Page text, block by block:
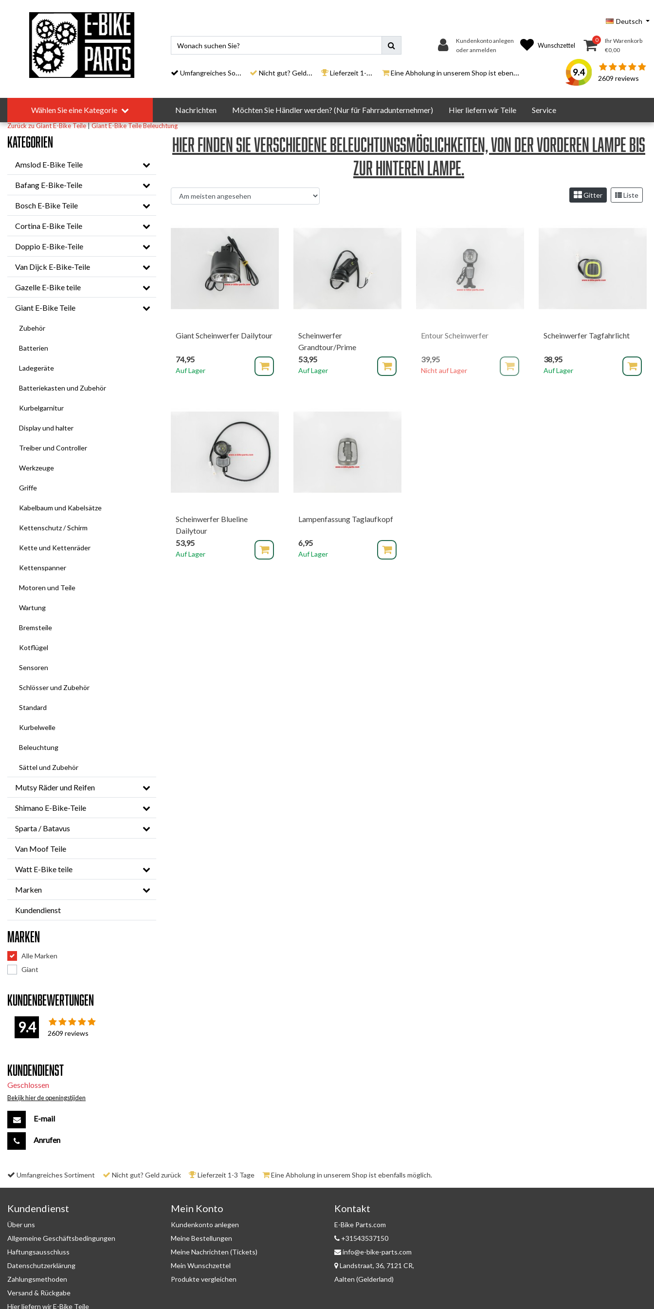
Deutsch
Kundenkonto anlegen
oder anmelden
Wunschzettel
0
Ihr Warenkorb
€0,00
Umfangreiches Sortiment Nicht gut? Geld zurück Lieferzeit 1-3 Tage Eine Abholung in unserem Shop ist ebenfalls möglich. 9.4
2609 reviews
Wählen Sie eine Kategorie Nachrichten Möchten Sie Händler werden? (Nur für Fahrradunternehmer) Hier liefern wir Teile Service
Zurück zu Giant E-Bike Teile|Giant E-Bike TeileBeleuchtung
Kategorien
Amslod E-Bike Teile
Bafang E-Bike-Teile
Bosch E-Bike Teile
Cortina E-Bike Teile
Doppio E-Bike-Teile
Van Dijck E-Bike-Teile
Gazelle E-Bike teile
Giant E-Bike Teile
Zubehör
Batterien
Ladegeräte
Batteriekasten und Zubehör
Kurbelgarnitur
Display und halter
Treiber und Controller
Werkzeuge
Griffe
Kabelbaum und Kabelsätze
Kettenschutz / Schirm
Kette und Kettenräder
Kettenspanner
Motoren und Teile
Wartung
Bremsteile
Kotflügel
Sensoren
Schlösser und Zubehör
Standard
Kurbelwelle
Beleuchtung
Sättel und Zubehör
Mutsy Räder und Reifen
Shimano E-Bike-Teile
Sparta / Batavus
Van Moof Teile
Watt E-Bike teile
Marken
Kundendienst
Marken
Alle Marken
Giant
Kundenbewertungen
9.4
2609 reviews
Kundendienst
Geschlossen
Bekijk hier de openingstijden
E-mail
Anrufen
Hier finden Sie verschiedene Beleuchtungsmöglichkeiten, von der vorderen Lampe bis
zur hinteren Lampe.
Gitter Liste
Giant Scheinwerfer Dailytour
74,95
Auf Lager
Scheinwerfer
Grandtour/Prime
53,95
Auf Lager
Entour Scheinwerfer
39,95
Nicht auf Lager
Scheinwerfer Tagfahrlicht
38,95
Auf Lager
Scheinwerfer Blueline
Dailytour
53,95
Auf Lager
Lampenfassung Taglaufkopf
6,95
Auf Lager
Umfangreiches Sortiment Nicht gut? Geld zurück Lieferzeit 1-3 Tage Eine Abholung in unserem Shop ist ebenfalls möglich.
Kundendienst
Über uns
Allgemeine Geschäftsbedingungen
Haftungsausschluss
Datenschutzerklärung
Zahlungsmethoden
Versand & Rückgabe
Hier liefern wir E-Bike Teile
Mein Konto
Kundenkonto anlegen
Meine Bestellungen
Meine Nachrichten (Tickets)
Mein Wunschzettel
Produkte vergleichen
Kontakt
E-Bike Parts.com
+31543537150
info@e-bike-parts.com
Landstraat, 36, 7121 CR,
Aalten (Gelderland)